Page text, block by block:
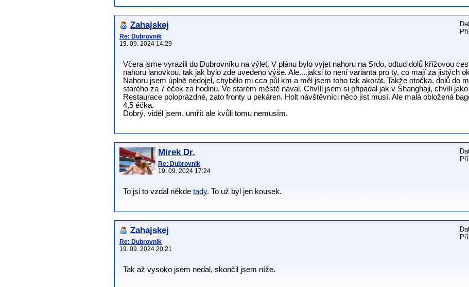
Zahajskej
Re: Dubrovnik
19. 09. 2024 14:29
Včera jsme vyrazili do Dubrovníku na výlet. V plánu bylo vyjet nahoru na Srdo, odtud dolů křížovou
nahoru lanovkou, tak jak bylo zde uvedeno výše. Ale....jaksi to není varianta pro ty, co mají za jistých
Nahoru jsem úplně nedojel, chybělo mi cca půl km a měl jsem toho tak akorát. Takže otočka, dolů do
starého za 7 éček za hodinu. Ve starém městě nával. Chvíli jsem si připadal jak v Šhanghaji, chvíli
Restaurace poloprázdné, zato fronty u pekáren. Holt návštěvníci něco jíst musí. Ale malá obložená
4,5 éčka.
Dobrý, viděl jsem, umřít ale kvůli tomu nemusím.
Mirek Dr.
Re: Dubrovnik
19. 09. 2024 17:24
To jsi to vzdal někde tady. To už byl jen kousek.
Zahajskej
Re: Dubrovnik
19. 09. 2024 20:21
Tak až vysoko jsem nedal, skončil jsem níže.